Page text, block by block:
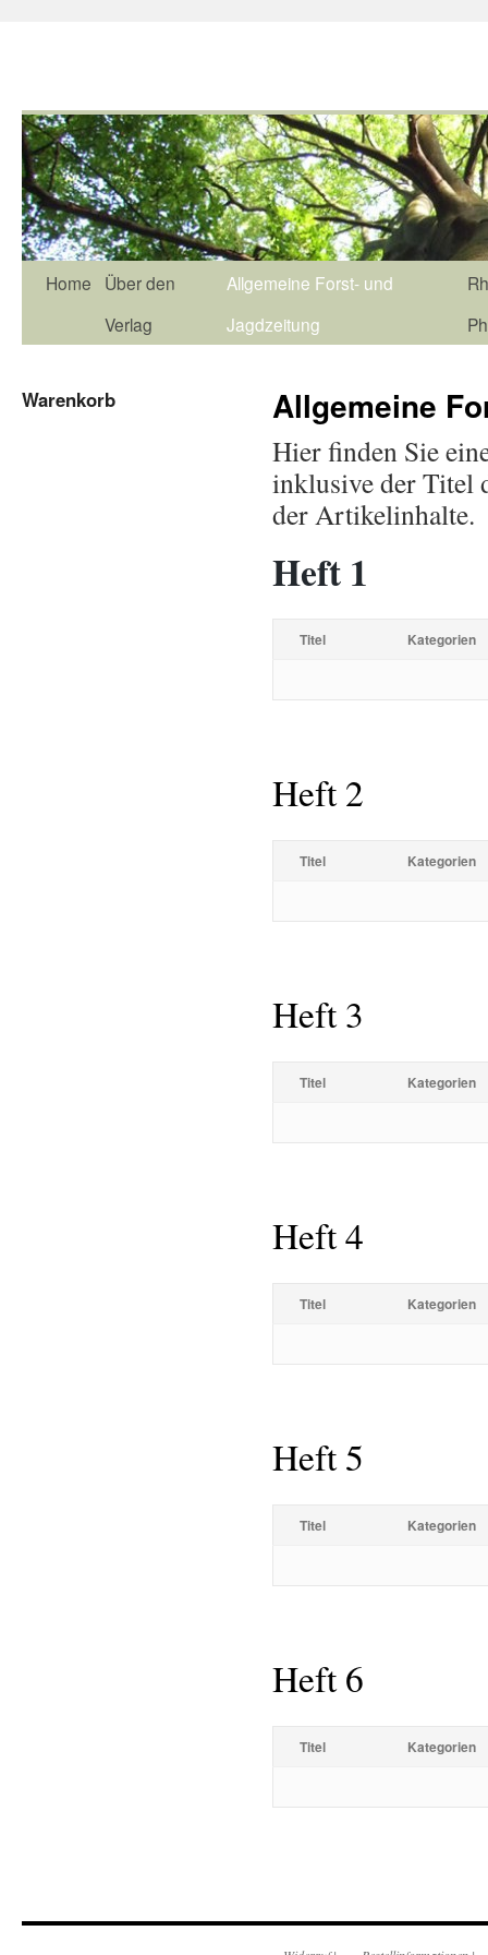
Home
Über den
Verlag
Allgemeine Forst- und
Jagdzeitung
Allgemeine
Hier finden Sie
inklusive der Titel
der Artikelinhalte.
Heft 1
Titel Kategorien
Heft 2
Titel Kategorien
Heft 3
Titel Kategorien
Heft 4
Titel Kategorien
Heft 5
Titel Kategorien
Heft 6
Titel Kategorien
Warenkorb